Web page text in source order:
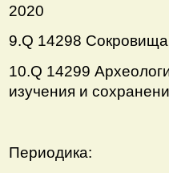
2020
9.Q 14298
10.Q 14299
изучения и
Периодика: